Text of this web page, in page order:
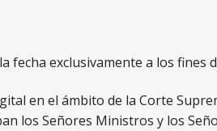
fecha exclusivamente a los fines
en el ámbito de la Corte
los Señores Ministros y los